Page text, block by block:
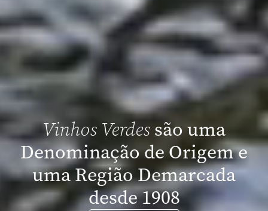
Vinhos Verdessão uma
Denominação de Origem e
uma Região Demarcada
desde 1908